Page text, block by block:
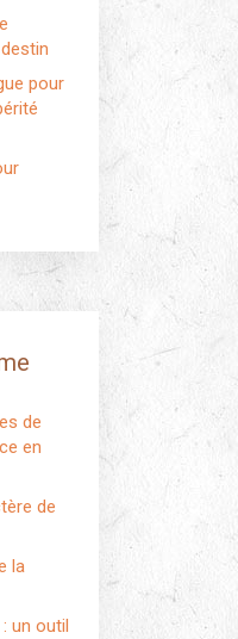
pour
de
en
de
la
un outil